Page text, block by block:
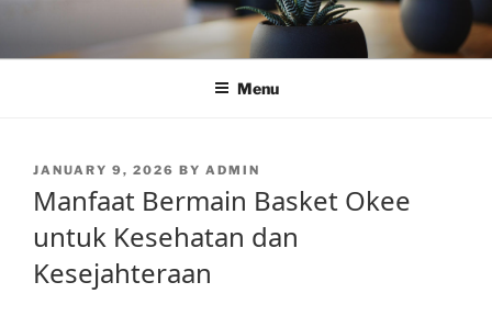
content
Menu
POSTED
JANUARY 9, 2026 BY ADMIN
Manfaat Bermain Basket Okee
untuk Kesehatan dan
Kesejahteraan